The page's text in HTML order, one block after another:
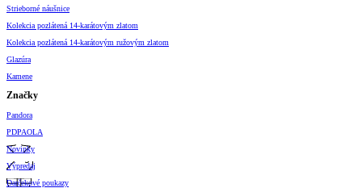
Strieborné náušnice
Kolekcia pozlátená 14-karátovým zlatom
Kolekcia pozlátená 14-karátovým ružovým zlatom
Glazúra
Kamene
Značky
Pandora
PDPAOLA
Novinky
Výpredaj
Darčekové poukazy